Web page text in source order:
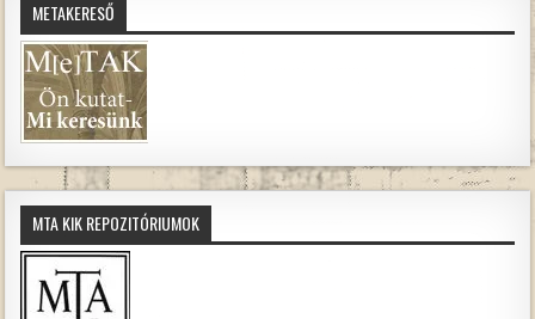
METAKERESŐ
MTA KIK REPOZITÓRIUMOK